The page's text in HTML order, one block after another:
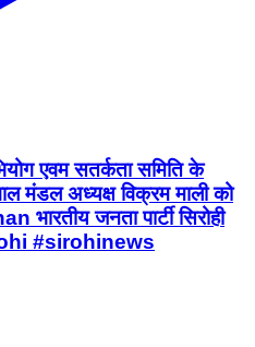
एवम सतर्कता समिति के
मंडल अध्यक्ष विक्रम माली को
भारतीय जनता पार्टी सिरोही
#sirohinews